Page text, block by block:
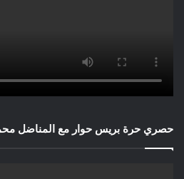
حصري حرة بريس حوار مع المناضل